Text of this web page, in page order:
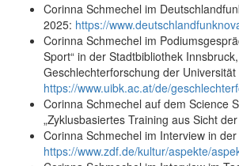
Corinna Schmechel im
2025: https://
Corinna Schmechel im
Sport“ in der Stadtbibliothek
Geschlechterforschung der
https://www.uibk.ac.at/de/
Corinna Schmechel auf dem Science
„Zyklusbasiertes Training aus Sicht
Corinna Schmechel im Interview in
https://www.zdf.de/kultur/aspekte/